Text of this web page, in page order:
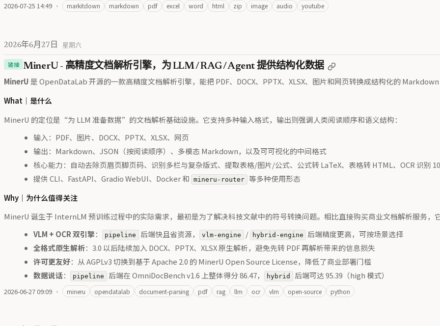
2026-07-25 14:49 · markitdown markdown pdf excel word html zip image audio youtube
2026年6月27日 星期六
链接 MinerU - 高精度文档解析引擎，为 LLM / RAG / Agent 提供结构化数据
MinerU是 OpenDataLab 开源的一款高精度文档解析引擎，能把 PDF、DOCX、PPTX、XLSX、图片和网页转换成结构化的
What｜是什么
MinerU 的定位是“为 LLM 准备数据”的文档解析基础设施。它支持多种输入格式，输出则强调人类阅读顺序和语义结构：
输入：PDF、图片、DOCX、PPTX、XLSX、网页
输出：Markdown、JSON（按阅读顺序）、多模态 Markdown，以及可可视化的中间格式
核心能力：自动去除页眉页脚页码、识别多栏与复杂版式、提取表格/图片/公式、公式转 LaTeX、表格转 HTML、OCR 识别
提供 CLI、FastAPI、Gradio WebUI、Docker 和
mineru-router 等多种使用形态
Why｜为什么值得关注
MinerU 诞生于 InternLM 预训练过程中的实际需求，最初是为了解决科技文献中的符号转换问题。相比直接购买商业文档解析服务，
VLM + OCR 双引擎： pipeline 后端快且省资源， vlm-engine / hybrid-engine
后端精度更高，可按场景选择
全格式原生解析：3.0 以后陆续加入 DOCX、PPTX、XLSX 原生解析，避免先转 PDF 再解析带来的信息损失
许可更友好：从 AGPLv3 切换到基于 Apache 2.0 的 MinerU Open Source License，降低了商业部署门槛
数据说话： pipeline 后端在 OmniDocBench v1.6 上整体得分 86.47， hybrid 后端可达 95.39（high 模式）
2026-06-27 09:09 · mineru opendatalab document-parsing pdf rag llm ocr vlm open-source python